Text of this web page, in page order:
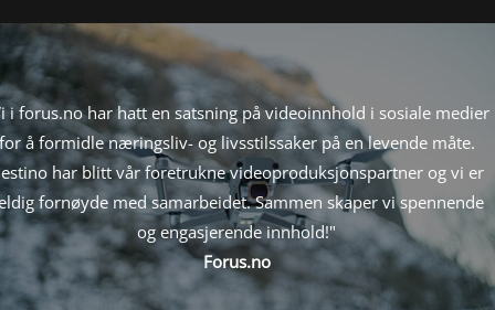
"Jeg kontaktet Destino for å få hjelp til å produsere video for e-
Leveransene deres ble veldig profesjonelt utført, med
kvalitet, til en rimelig pris. Enkle å jobbe med og veldig fleksible
- en sann nytelse."
Terje Løkke-Sørensen - Add Energy